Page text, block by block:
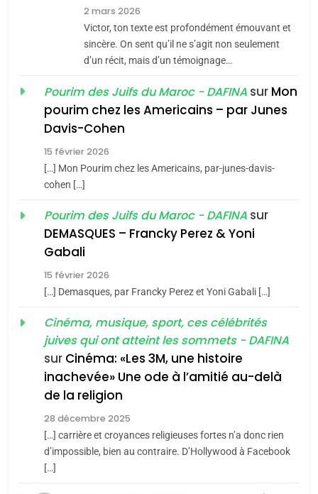
CE QUI NOUS MANQUE –
Jacques Hadida
JUDAISME
Maroc : Les amandes de
Tafraout, le miel de Tadla
du terroir
Oeil ravageur – Vanessa
De Loya Stauber
«Tu dis génocide, je dis
guerre»: La nouvelle
chanson de Boy George
ISRAÉL JUDAISME
Accords d’Isaac:
2 mars 2026
Victor, ton texte est profondément émouvant et
sincère. On sent qu’il ne s’agit non seulement
d’un récit, mais d’un témoignage…
Pourim des Juifs du Maroc - DAFINA sur Mon
pourim chez les Americains – par Junes
Davis-Cohen
15 février 2026
[…] Mon Pourim chez les Americains, par-junes-davis-
cohen […]
Pourim des Juifs du Maroc - DAFINA sur
DEMASQUES – Francky Perez & Yoni
Gabali
15 février 2026
[…] Demasques, par Francky Perez et Yoni Gabali […]
Cinéma, musique, sport, ces célébrités
juives qui ont atteint les sommets - DAFINA
sur Cinéma: «Les 3M, une histoire
inachevée» Une ode à l’amitié au-delà
de la religion
28 décembre 2025
[…] carrière et croyances religieuses fortes n’a donc rien
d’impossible, bien au contraire. D’Hollywood à Facebook
[…]
meurtrière selon le rapport
l’antisémitisme
FIÈRE, DIGNE ET RÉSILIENTE :
POURQUOI JE REVENDIQUE
MA JUDAÏTE par Thérèse
Zrihen-Dvir
ISRAÉL
CE QUI NOUS MANQUE –